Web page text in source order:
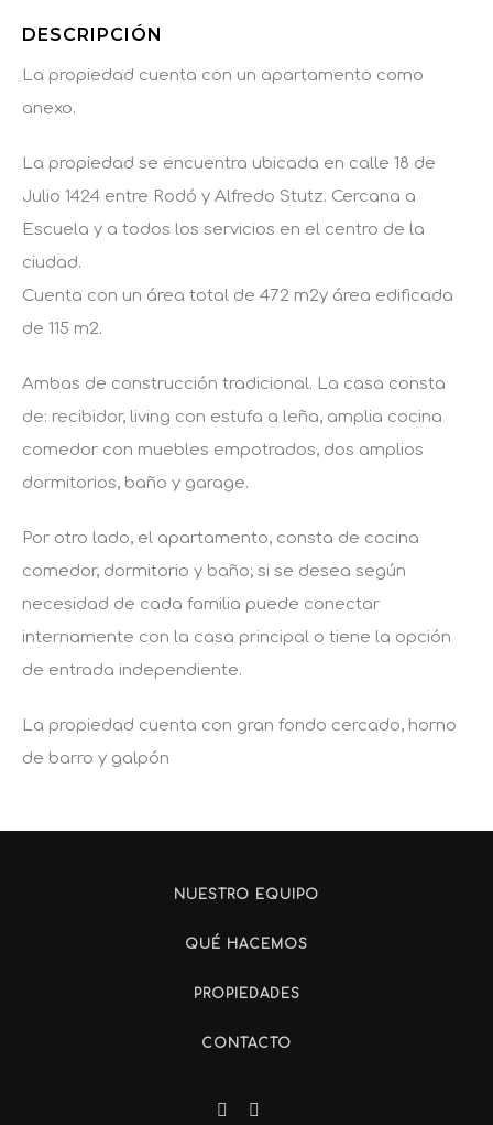
DESCRIPCIÓN
La propiedad cuenta con un apartamento como
anexo.
La propiedad se encuentra ubicada en calle 18 de
Julio 1424 entre Rodó y Alfredo Stutz. Cercana a
Escuela y a todos los servicios en el centro de la
ciudad.
Cuenta con un área total de 472 m2y área edificada
de 115 m2.
Ambas de construcción tradicional. La casa consta
de: recibidor, living con estufa a leña, amplia cocina
comedor con muebles empotrados, dos amplios
dormitorios, baño y garage.
Por otro lado, el apartamento, consta de cocina
comedor, dormitorio y baño; si se desea según
necesidad de cada familia puede conectar
internamente con la casa principal o tiene la opción
de entrada independiente.
La propiedad cuenta con gran fondo cercado, horno
de barro y galpón
NUESTRO EQUIPO
QUÉ HACEMOS
PROPIEDADES
CONTACTO